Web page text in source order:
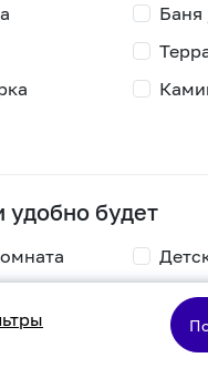
Баня
удобно будет